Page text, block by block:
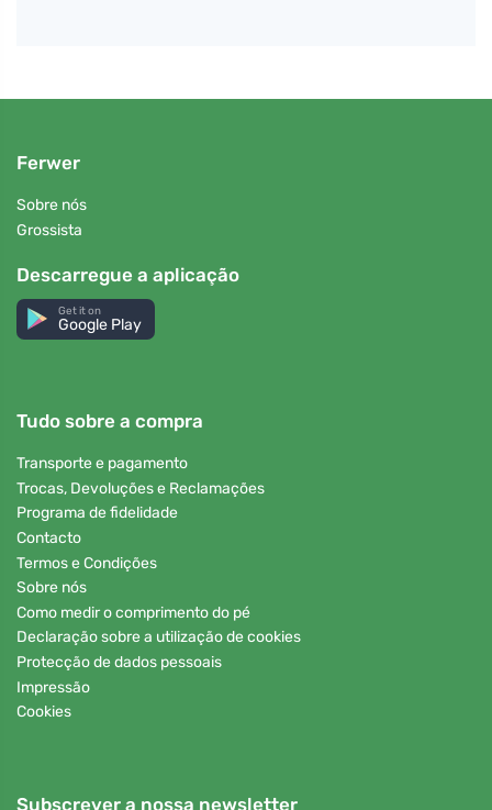
Ferwer
Sobre nós
Grossista
Descarregue a aplicação
Get it on
Google Play
Tudo sobre a compra
Transporte e pagamento
Trocas, Devoluções e Reclamações
Programa de fidelidade
Contacto
Termos e Condições
Sobre nós
Como medir o comprimento do pé
Declaração sobre a utilização de cookies
Protecção de dados pessoais
Impressão
Cookies
Subscrever a nossa newsletter